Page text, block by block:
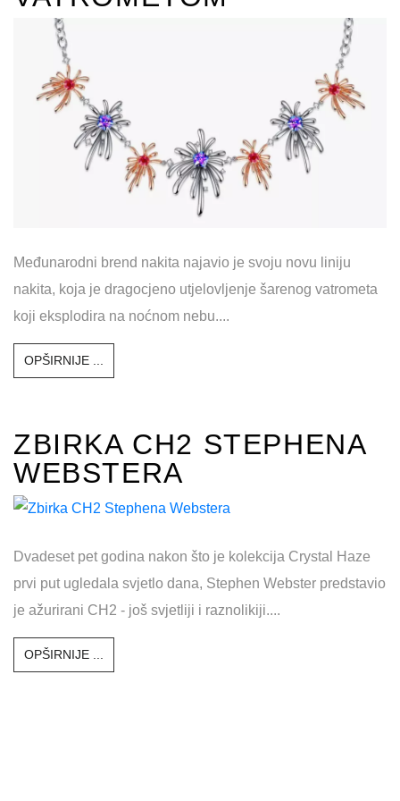
Međunarodni brend nakita najavio je svoju novu liniju
nakita, koja je dragocjeno utjelovljenje šarenog vatrometa
koji eksplodira na noćnom nebu....
OPŠIRNIJE ...
ZBIRKA CH2 STEPHENA
WEBSTERA
Dvadeset pet godina nakon što je kolekcija Crystal Haze
prvi put ugledala svjetlo dana, Stephen Webster predstavio
je ažurirani CH2 - još svjetliji i raznolikiji....
OPŠIRNIJE ...